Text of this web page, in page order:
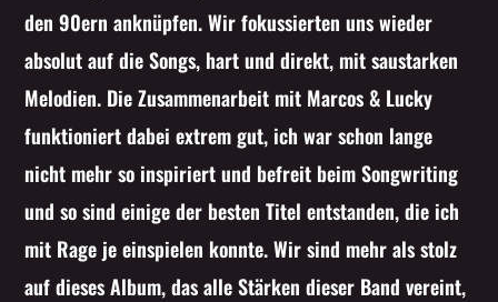
den 90ern anknüpfen. Wir fokussierten uns wieder
absolut auf die Songs, hart und direkt, mit saustarken
Melodien. Die Zusammenarbeit mit Marcos & Lucky
funktioniert dabei extrem gut, ich war schon lange
nicht mehr so inspiriert und befreit beim Songwriting
und so sind einige der besten Titel entstanden, die ich
mit Rage je einspielen konnte. Wir sind mehr als stolz
auf dieses Album, das alle Stärken dieser Band vereint,